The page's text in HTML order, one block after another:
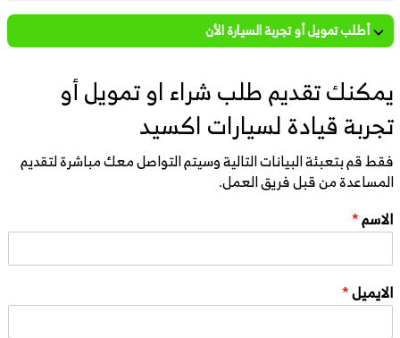
أطلب تمويل أو تجربة السيارة الأن
يمكنك تقديم طلب شراء او تمويل أو
تجربة قيادة لسيارات اكسيد
فقط قم بتعبئة البيانات التالية وسيتم التواصل معك مباشرة لتقديم
المساعدة من قبل فريق العمل.
الاسم*
الايميل*